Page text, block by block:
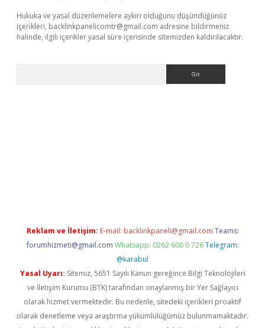
Hukuka ve yasal düzenlemelere aykırı olduğunu düşündüğünüz
içerikleri, backlinkpanelicomtr@gmail.com adresine bildirmeniz
halinde, ilgili içerikler yasal süre içerisinde sitemizden kaldırılacaktır.
Reklam ve İletişim: E-mail: backlinkpaneli@gmail.com Teams:
forumhizmeti@gmail.com Whatsapp: 0262 606 0 726 Telegram:
@karabul
Yasal Uyarı: Sitemiz, 5651 Sayılı Kanun gereğince Bilgi Teknolojileri
ve İletişim Kurumu (BTK) tarafından onaylanmış bir Yer Sağlayıcı
olarak hizmet vermektedir. Bu nedenle, sitedeki içerikleri proaktif
olarak denetleme veya araştırma yükümlülüğümüz bulunmamaktadır.